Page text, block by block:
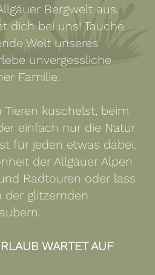
Bergwelt aus.
dich bei uns! Tauche
Welt unseres
unvergessliche
Familie.
kuschelst, beim
einfach nur die Natur
für jeden etwas dabei.
der Allgäuer Alpen
Radtouren oder lass
glitzernden
WARTET AUF